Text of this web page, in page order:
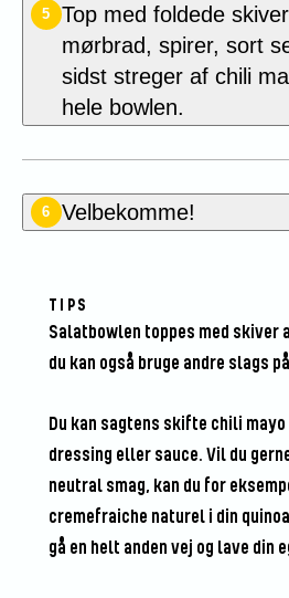
5
Top med foldede
mørbrad, spirer, sort
sidst streger af chili
hele bowlen.
6 Velbekomme!
TIPS
Salatbowlen toppes med skiver
du kan også bruge andre slags
Du kan sagtens skifte chili mayo
dressing eller sauce. Vil du
neutral smag, kan du for
cremefraiche naturel i din
gå en helt anden vej og lave din